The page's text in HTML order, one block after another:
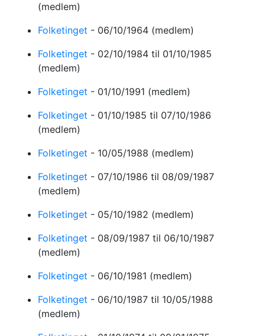
(medlem)
Folketinget - 06/10/1964 (medlem)
Folketinget - 02/10/1984 til 01/10/1985
(medlem)
Folketinget - 01/10/1991 (medlem)
Folketinget - 01/10/1985 til 07/10/1986
(medlem)
Folketinget - 10/05/1988 (medlem)
Folketinget - 07/10/1986 til 08/09/1987
(medlem)
Folketinget - 05/10/1982 (medlem)
Folketinget - 08/09/1987 til 06/10/1987
(medlem)
Folketinget - 06/10/1981 (medlem)
Folketinget - 06/10/1987 til 10/05/1988
(medlem)